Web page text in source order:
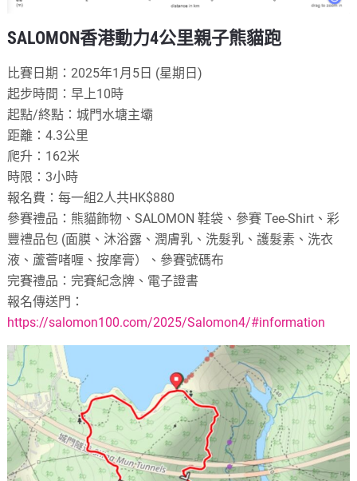
SALOMON香港動力4公里親子熊貓跑
比賽日期：2025年1月5日 (星期日)
起步時間：早上10時
起點/終點：城門水塘主壩
距離：4.3公里
爬升：162米
時限：3小時
報名費：每一組2人共HK$880
參賽禮品：熊貓飾物、SALOMON 鞋袋、參賽 Tee-Shirt、彩
豐禮品包 (面膜、沐浴露、潤膚乳、洗髮乳、護髮素、洗衣
液、蘆薈啫喱、按摩膏）、參賽號碼布
完賽禮品：完賽紀念牌、電子證書
報名傳送門：
https://salomon100.com/2025/Salomon4/#information